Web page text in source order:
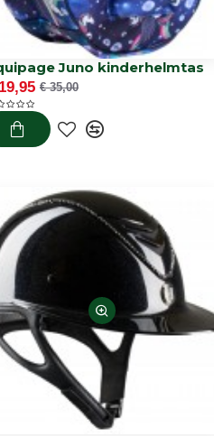
Juno kinderhelmtas
€ 35,00